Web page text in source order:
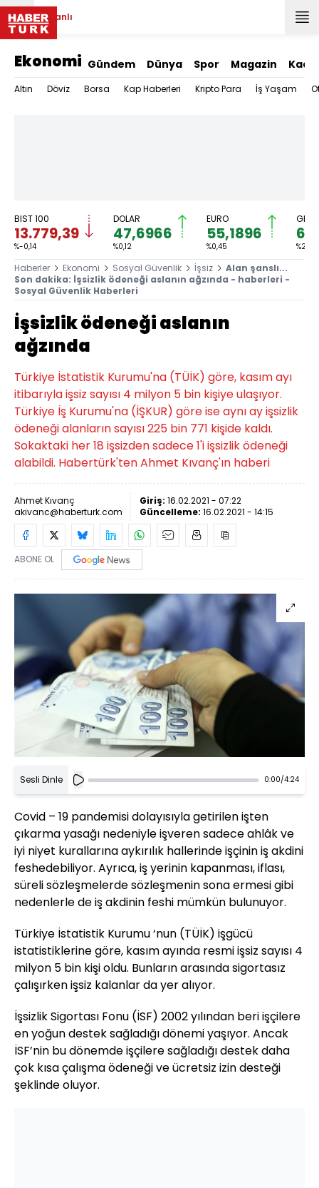
Canlı
Ekonomi Gündem Dünya Spor Magazin
Altın Döviz Borsa Kap Haberleri Kripto Para İş Yaşam
BIST 100
13.779,39
%-0,14
DOLAR
47,6966
%0,12
EURO
55,1896
%0,45 %2,59
Haberler Ekonomi Sosyal Güvenlik İşsiz
Alan şanslı...
Son dakika: İşsizlik ödeneği aslanın ağzında - haberleri -
Sosyal Güvenlik Haberleri
İşsizlik ödeneği aslanın
ağzında
Türkiye İstatistik Kurumu'na (TÜİK) göre, kasım ayı
itibarıyla işsiz sayısı 4 milyon 5 bin kişiye ulaşıyor.
Türkiye İş Kurumu'na (İŞKUR) göre ise aynı ay işsizlik
ödeneği alanların sayısı 225 bin 771 kişide kaldı.
Sokaktaki her 18 işsizden sadece 1'i işsizlik ödeneği
alabildi. Habertürk'ten Ahmet Kıvanç'ın haberi
Ahmet Kıvanç
akivanc@haberturk.com
Giriş: 16.02.2021 - 07:22
Güncelleme: 16.02.2021 - 14:15
ABONE OL
Sesli Dinle 0:00/4:24
Covid – 19 pandemisi dolayısıyla getirilen işten
çıkarma yasağı nedeniyle işveren sadece ahlâk ve
iyi niyet kurallarına aykırılık hallerinde işçinin iş akdini
feshedebiliyor. Ayrıca, iş yerinin kapanması, iflası,
süreli sözleşmelerde sözleşmenin sona ermesi gibi
nedenlerle de iş akdinin feshi mümkün bulunuyor.
Türkiye İstatistik Kurumu ‘nun (TÜİK) işgücü
istatistiklerine göre, kasım ayında resmi işsiz sayısı 4
milyon 5 bin kişi oldu. Bunların arasında sigortasız
çalışırken işsiz kalanlar da yer alıyor.
İşsizlik Sigortası Fonu (İSF) 2002 yılından beri işçilere
en yoğun destek sağladığı dönemi yaşıyor. Ancak
İSF’nin bu dönemde işçilere sağladığı destek daha
çok kısa çalışma ödeneği ve ücretsiz izin desteği
şeklinde oluyor.